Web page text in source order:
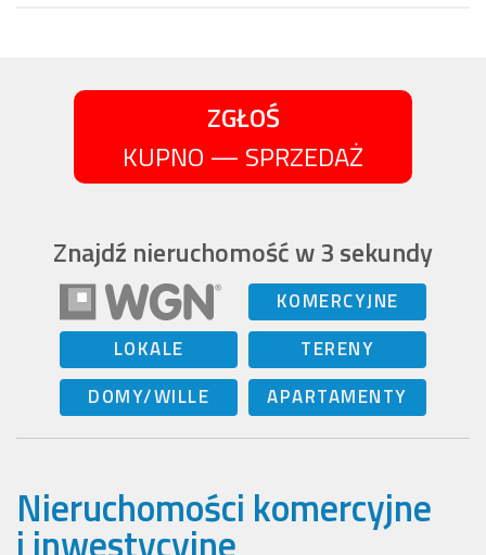
ZGŁOŚ
KUPNO — SPRZEDAŻ
Znajdź nieruchomość w 3 sekundy
KOMERCYJNE
LOKALE
TERENY
DOMY/WILLE
APARTAMENTY
Nieruchomości komercyjne